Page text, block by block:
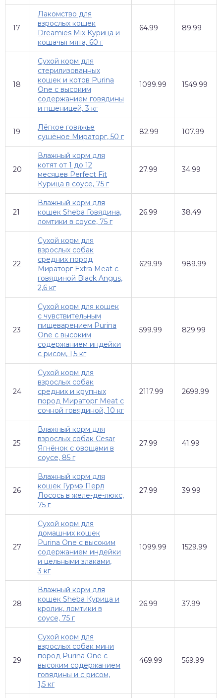
17
Лакомство для
взрослых кошек
Dreamies Mix Курица и
кошачья мята, 60 г
64.99 89.99
18
Сухой корм для
стерилизованных
кошек и котов Purina
One с высоким
содержанием говядины
и пшеницей, 3 кг
1099.99 1549.99
19
Лёгкое говяжье
сушёное Мираторг, 50 г
82.99 107.99
20
Влажный корм для
котят от 1 до 12
месяцев Perfect Fit
Курица в соусе, 75 г
27.99 34.99
21
Влажный корм для
кошек Sheba Говядина,
ломтики в соусе, 75 г
26.99 38.49
22
Сухой корм для
взрослых собак
средних пород
Мираторг Extra Meat с
говядиной Black Angus,
2,6 кг
629.99 989.99
23
Сухой корм для кошек
с чувствительным
пищеварением Purina
One с высоким
содержанием индейки
с рисом, 1,5 кг
599.99 829.99
24
Сухой корм для
взрослых собак
средних и крупных
пород Мираторг Meat с
сочной говядиной, 10 кг
2117.99 2699.99
25
Влажный корм для
взрослых собак Cesar
Ягнёнок с овощами в
соусе, 85 г
27.99 41.99
26
Влажный корм для
кошек Гурмэ Перл
Лосось в желе-де-люкс,
75 г
27.99 39.99
27
Сухой корм для
домашних кошек
Purina One с высоким
содержанием индейки
и цельными злаками,
3 кг
1099.99 1529.99
28
Влажный корм для
кошек Sheba Курица и
кролик, ломтики в
соусе, 75 г
26.99 37.99
29
Сухой корм для
взрослых собак мини
пород Purina One с
высоким содержанием
говядины и с рисом,
1,5 кг
469.99 569.99